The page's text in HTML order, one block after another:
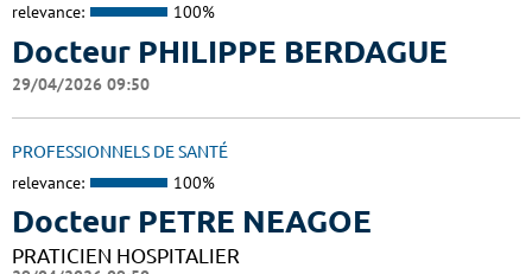
relevance: 100%
Docteur PHILIPPE BERDAGUE
29/04/2026 09:50
PROFESSIONNELS DE SANTÉ
relevance: 100%
Docteur PETRE NEAGOE
PRATICIEN HOSPITALIER